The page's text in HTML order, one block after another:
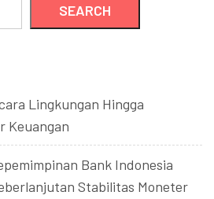
SEARCH
Lingkungan Hingga
Keuangan
Bank Indonesia
Stabilitas Moneter